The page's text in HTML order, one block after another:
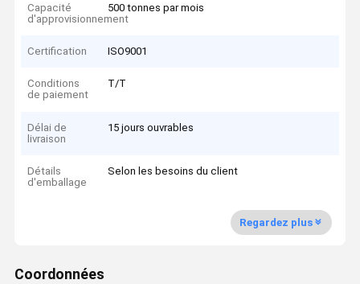
Capacité
d'approvisionnement
500 tonnes par mois
Certification ISO9001
Conditions
de paiement
T/T
Délai de
livraison
15 jours ouvrables
Détails
d'emballage
Selon les besoins du client
Regardez plus
Coordonnées